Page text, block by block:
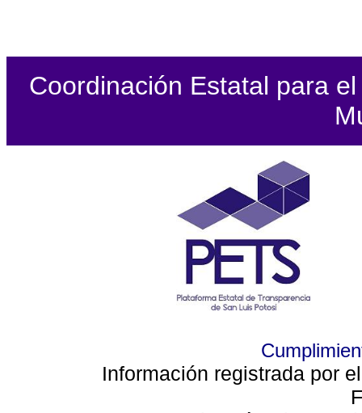
Coordinación Estatal para
Información registrada por